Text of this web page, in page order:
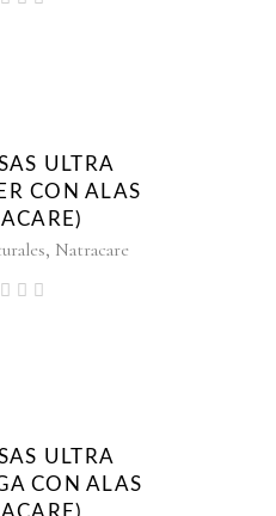
ULTRA
CON ALAS
, Natracare
ULTRA
CON ALAS